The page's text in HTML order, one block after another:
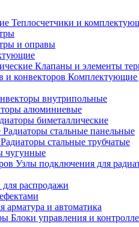
Теплосчетчики и
и оправы
Клапаны и элементы
Комплектующие
внутрипольные
алюминиевые
биметаллические
Радиаторы стальные панельные
Радиаторы стальные трубчатые
чугунные
Узлы подключения для
распродажи
арматура и автоматика
Блоки управления и